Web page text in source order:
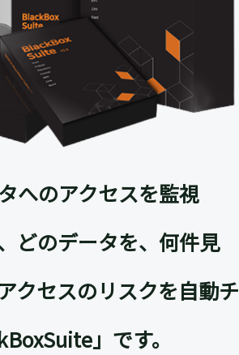
へのアクセスを監視
どのデータを、何件見
クセスのリスクを自動チ
」です。